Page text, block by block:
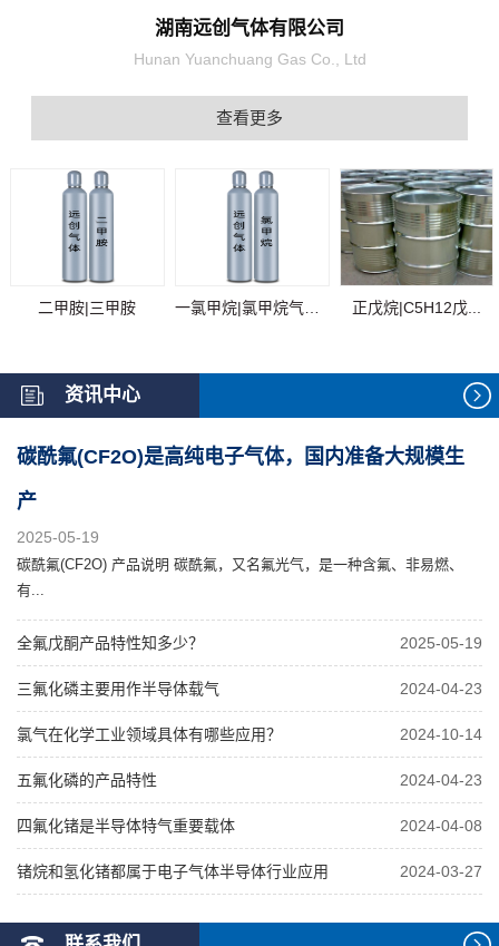
湖南远创气体有限公司
Hunan Yuanchuang Gas Co., Ltd
查看更多
二甲胺|三甲胺 正戊烷|C5H12戊...
资讯中心
碳酰氟(CF2O)是高纯电子气体，国内准备大规模生
产
2025-05-19
碳酰氟(CF2O) 产品说明 碳酰氟，又名氟光气，是一种含氟、非易燃、
有...
全氟戊酮产品特性知多少？ 2025-05-19
三氟化磷主要用作半导体载气 2024-04-23
氯气在化学工业领域具体有哪些应用？ 2024-10-14
五氟化磷的产品特性 2024-04-23
四氟化锗是半导体特气重要载体 2024-04-08
锗烷和氢化锗都属于电子气体半导体行业应用 2024-03-27